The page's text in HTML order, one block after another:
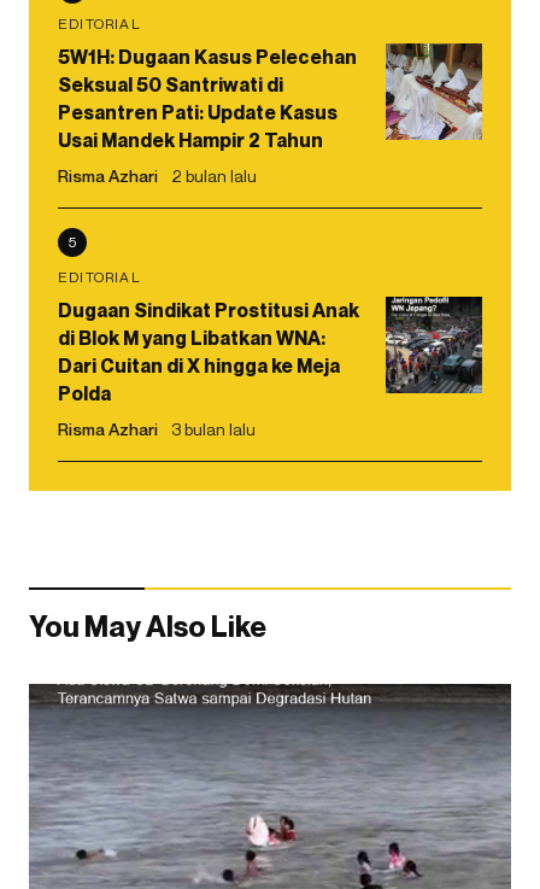
EDITORIAL
5W1H: Dugaan Kasus Pelecehan
Seksual 50 Santriwati di
Pesantren Pati: Update Kasus
Usai Mandek Hampir 2 Tahun
Risma Azhari 2 bulan lalu
5
EDITORIAL
Dugaan Sindikat Prostitusi Anak
di Blok M yang Libatkan WNA:
Dari Cuitan di X hingga ke Meja
Polda
Risma Azhari 3 bulan lalu
You May Also Like